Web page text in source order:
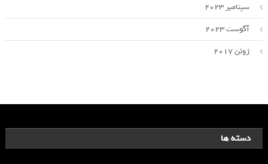
سپتامبر 2023
آگوست 2023
ژوئن 2017
دسته ها